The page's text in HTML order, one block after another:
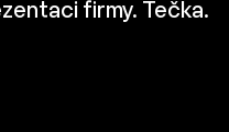
firmy. Tečka.